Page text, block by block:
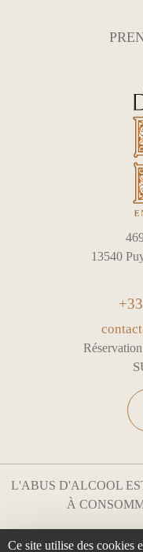
13540
L'ABUS D'ALCOOL
À
Ce site utilise des cookies